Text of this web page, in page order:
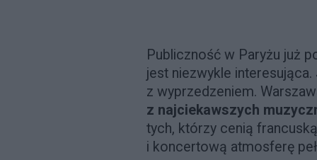
Publiczność w Paryżu już
jest niezwykle
z wyprzedzeniem.
z najciekawszych
tych, którzy cenią
i koncertową atmosferę